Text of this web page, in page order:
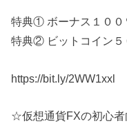
特典① ボーナス１００
特典② ビットコイン５
https://bit.ly/2WW1xxl
☆仮想通貨FXの初心者